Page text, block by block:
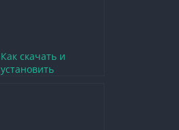
Как скачать и
установить